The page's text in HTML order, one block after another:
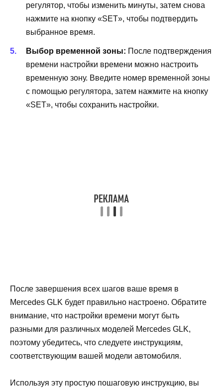
регулятор, чтобы изменить минуты, затем снова
нажмите на кнопку «SET», чтобы подтвердить
выбранное время.
Выбор временной зоны: После подтверждения
времени настройки времени можно настроить
временную зону. Введите номер временной зоны
с помощью регулятора, затем нажмите на кнопку
«SET», чтобы сохранить настройки.
После завершения всех шагов ваше время в
Mercedes GLK будет правильно настроено. Обратите
внимание, что настройки времени могут быть
разными для различных моделей Mercedes GLK,
поэтому убедитесь, что следуете инструкциям,
соответствующим вашей модели автомобиля.
Используя эту простую пошаговую инструкцию, вы